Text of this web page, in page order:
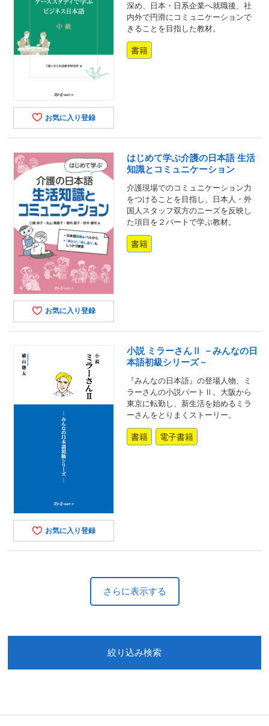
お気に入り登録
深め、日本・日系企業へ就職後、社
内外で円滑にコミュニケーションで
きることを目指した教材。
書籍
お気に入り登録
はじめて学ぶ介護の日本語 生活
知識とコミュニケーション
介護現場でのコミュニケーション力
をつけることを目指し、日本人・外
国人スタッフ双方のニーズを反映し
た項目を２パートで学ぶ教材。
書籍
お気に入り登録
小説 ミラーさんⅡ －みんなの日
本語初級シリーズ－
『みんなの日本語』の登場人物、ミ
ラーさんの小説パートⅡ。大阪から
東京に転勤し、新生活を始めるミラ
ーさんをとりまくストーリー。
書籍 電子書籍
さらに表示する
絞り込み検索